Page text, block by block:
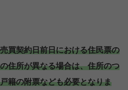
買契約日前日における住民票の
住所が異なる場合は、住所のつ
籍の附票なども必要となりま